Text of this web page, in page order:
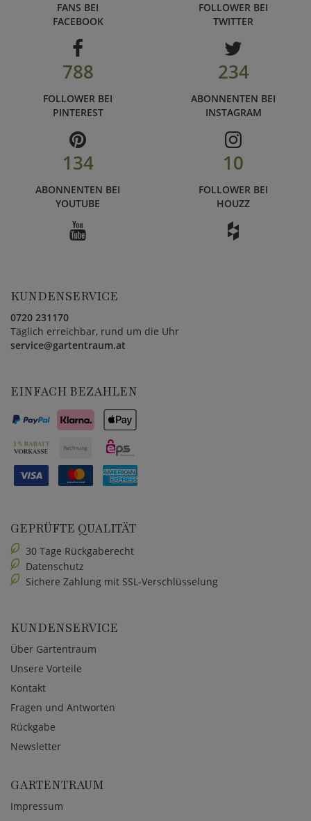
FANS BEI
FACEBOOK
FOLLOWER BEI
TWITTER
788
FOLLOWER BEI
PINTEREST
234
ABONNENTEN BEI
INSTAGRAM
134
ABONNENTEN BEI
YOUTUBE
10
FOLLOWER BEI
HOUZZ
KUNDENSERVICE
0720 231170
Täglich erreichbar, rund um die Uhr
service@gartentraum.at
EINFACH BEZAHLEN
GEPRÜFTE QUALITÄT
30 Tage Rückgaberecht
Datenschutz
Sichere Zahlung mit SSL-Verschlüsselung
KUNDENSERVICE
Über Gartentraum
Unsere Vorteile
Kontakt
Fragen und Antworten
Rückgabe
Newsletter
GARTENTRAUM
Impressum